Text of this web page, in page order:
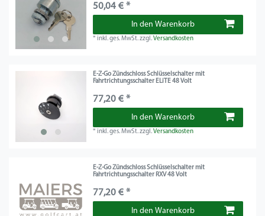
50,04 € *
In den Warenkorb
*inkl. ges. MwSt.zzgl.Versandkosten
E-Z-Go Zündschloss Schlüsselschalter mit
Fahrtrichtungsschalter ELiTE 48 Volt
77,20 € *
In den Warenkorb
*inkl. ges. MwSt.zzgl.Versandkosten
E-Z-Go Zündschloss Schlüsselschalter mit
Fahrtrichtungsschalter RXV 48 Volt
77,20 € *
In den Warenkorb